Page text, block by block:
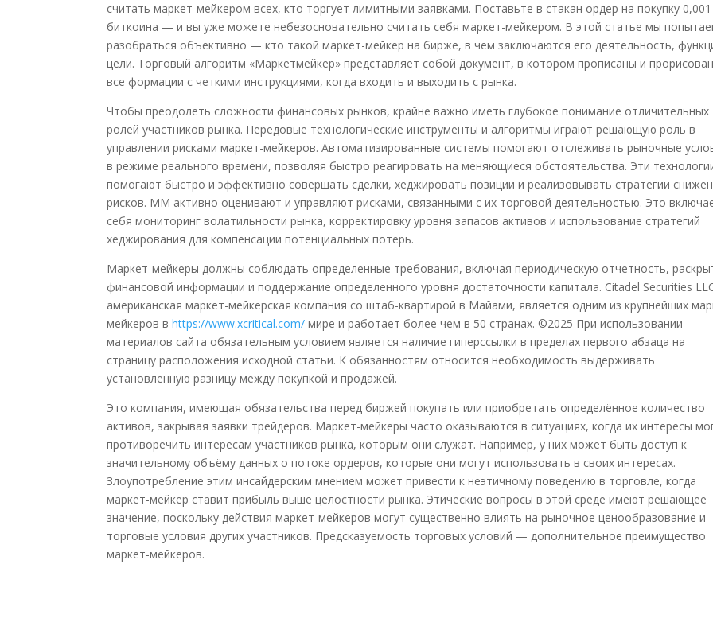
считать маркет-мейкером всех, кто торгует лимитными заявками. Поставьте в стакан ордер на покупку 0,001
биткоина — и вы уже можете небезосновательно считать себя маркет-мейкером. В этой статье мы
разобраться объективно — кто такой маркет-мейкер на бирже, в чем заключаются его деятельность,
цели. Торговый алгоритм «Маркетмейкер» представляет собой документ, в котором прописаны и
все формации с четкими инструкциями, когда входить и выходить с рынка.
Чтобы преодолеть сложности финансовых рынков, крайне важно иметь глубокое понимание отличительных
ролей участников рынка. Передовые технологические инструменты и алгоритмы играют решающую роль в
управлении рисками маркет-мейкеров. Автоматизированные системы помогают отслеживать рыночные
в режиме реального времени, позволяя быстро реагировать на меняющиеся обстоятельства. Эти
помогают быстро и эффективно совершать сделки, хеджировать позиции и реализовывать стратегии
рисков. ММ активно оценивают и управляют рисками, связанными с их торговой деятельностью. Это
себя мониторинг волатильности рынка, корректировку уровня запасов активов и использование стратегий
хеджирования для компенсации потенциальных потерь.
Маркет-мейкеры должны соблюдать определенные требования, включая периодическую отчетность,
финансовой информации и поддержание определенного уровня достаточности капитала. Citadel Securities
американская маркет-мейкерская компания со штаб-квартирой в Майами, является одним из крупнейших
мейкеров вhttps://www.xcritical.com/ мире и работает более чем в 50 странах. ©2025 При использовании
материалов сайта обязательным условием является наличие гиперссылки в пределах первого абзаца на
страницу расположения исходной статьи. К обязанностям относится необходимость выдерживать
установленную разницу между покупкой и продажей.
Это компания, имеющая обязательства перед биржей покупать или приобретать определённое количество
активов, закрывая заявки трейдеров. Маркет-мейкеры часто оказываются в ситуациях, когда их интересы
противоречить интересам участников рынка, которым они служат. Например, у них может быть доступ к
значительному объёму данных о потоке ордеров, которые они могут использовать в своих интересах.
Злоупотребление этим инсайдерским мнением может привести к неэтичному поведению в торговле, когда
маркет-мейкер ставит прибыль выше целостности рынка. Этические вопросы в этой среде имеют решающее
значение, поскольку действия маркет-мейкеров могут существенно влиять на рыночное ценообразование и
торговые условия других участников. Предсказуемость торговых условий — дополнительное преимущество
маркет-мейкеров.